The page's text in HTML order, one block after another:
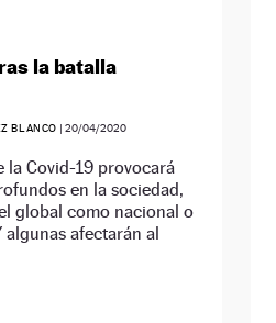
la batalla
BLANCO | 20/04/2020
la Covid-19 provocará
en la sociedad,
global como nacional o
algunas afectarán al